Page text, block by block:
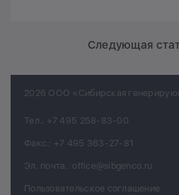
Следующая
2026 ООО «Сибирская
Тел.: +7 495 258-83-00
Факс.: +7 495 363-27-81
Эл. почта.: office@sibgenco.ru
Пользовательское соглашение